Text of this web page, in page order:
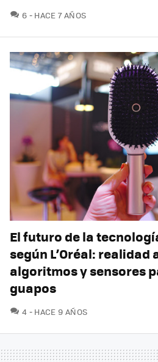
6 COMENTARIOS
HACE 7 AÑOS
El futuro de la
según L’Oréal: realidad
algoritmos y sensores
guapos
4 COMENTARIOS
HACE 9 AÑOS